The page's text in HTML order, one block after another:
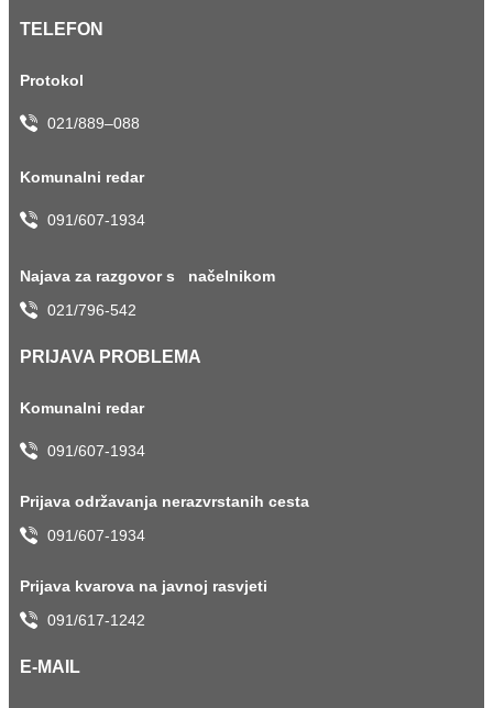
TELEFON
Protokol
021/889–088
Komunalni redar
091/607-1934
Najava za razgovor s načelnikom
021/796-542
PRIJAVA PROBLEMA
Komunalni redar
091/607-1934
Prijava održavanja nerazvrstanih cesta
091/607-1934
Prijava kvarova na javnoj rasvjeti
091/617-1242
E-MAIL